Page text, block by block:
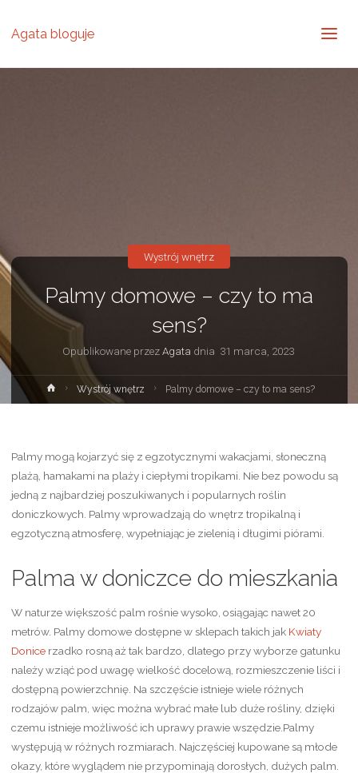
Agata bloguje
Palmy domowe – czy to ma
sens?
Opublikowane przezAgata dnia 31 marca, 2023
Wystrój wnętrz
Strona
główna
Wystrój wnętrz Palmy domowe – czy to ma sens?
Palmy mogą kojarzyć się z egzotycznymi wakacjami, słoneczną
plażą, hamakami na plaży i ciepłymi tropikami. Nie bez powodu są
jedną z najbardziej poszukiwanych i popularnych roślin
doniczkowych. Palmy wprowadzają do wnętrz tropikalną i
egzotyczną atmosferę, wypełniając je zielenią i długimi piórami.
Palma w doniczce do mieszkania
W naturze większość palm rośnie wysoko, osiągając nawet 20
metrów. Palmy domowe dostępne w sklepach takich jak Kwiaty
Donicerzadko rosną aż tak bardzo, dlatego przy wyborze gatunku
należy wziąć pod uwagę wielkość docelową, rozmieszczenie liści i
dostępną powierzchnię. Na szczęście istnieje wiele różnych
rodzajów palm, więc można wybrać małe lub duże rośliny, dzięki
czemu istnieje możliwość ich uprawy prawie wszędzie.Palmy
występują w różnych rozmiarach. Najczęściej kupowane są młode
okazy, które wyglądem nie przypominają dorosłych, dużych palm.